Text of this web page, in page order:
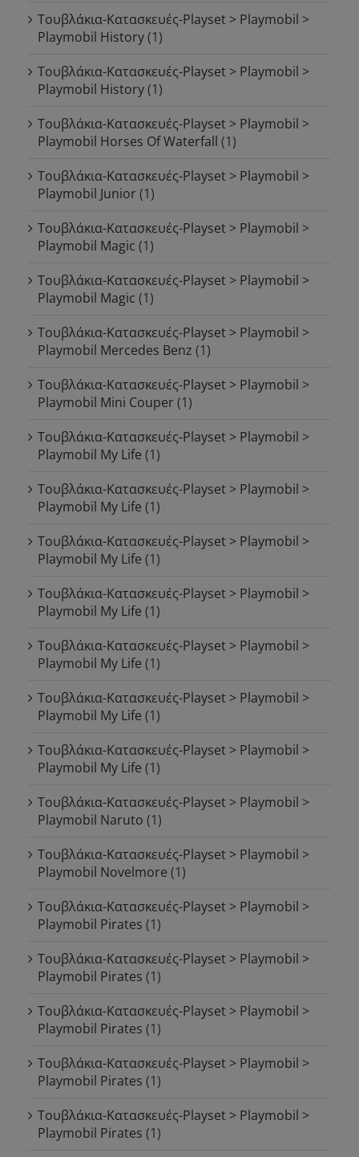
Τουβλάκια-Κατασκευές-Playset > Playmobil >
Playmobil History(1)
Τουβλάκια-Κατασκευές-Playset > Playmobil >
Playmobil History(1)
Τουβλάκια-Κατασκευές-Playset > Playmobil >
Playmobil Horses Of Waterfall (1)
Τουβλάκια-Κατασκευές-Playset > Playmobil >
Playmobil Junior (1)
Τουβλάκια-Κατασκευές-Playset > Playmobil >
Playmobil Magic (1)
Τουβλάκια-Κατασκευές-Playset > Playmobil >
Playmobil Magic (1)
Τουβλάκια-Κατασκευές-Playset > Playmobil >
Playmobil Mercedes Benz (1)
Τουβλάκια-Κατασκευές-Playset > Playmobil >
Playmobil Mini Couper (1)
Τουβλάκια-Κατασκευές-Playset > Playmobil >
Playmobil My Life (1)
Τουβλάκια-Κατασκευές-Playset > Playmobil >
Playmobil My Life (1)
Τουβλάκια-Κατασκευές-Playset > Playmobil >
Playmobil My Life (1)
Τουβλάκια-Κατασκευές-Playset > Playmobil >
Playmobil My Life (1)
Τουβλάκια-Κατασκευές-Playset > Playmobil >
Playmobil My Life (1)
Τουβλάκια-Κατασκευές-Playset > Playmobil >
Playmobil My Life (1)
Τουβλάκια-Κατασκευές-Playset > Playmobil >
Playmobil My Life (1)
Τουβλάκια-Κατασκευές-Playset > Playmobil >
Playmobil Naruto (1)
Τουβλάκια-Κατασκευές-Playset > Playmobil >
Playmobil Novelmore (1)
Τουβλάκια-Κατασκευές-Playset > Playmobil >
Playmobil Pirates (1)
Τουβλάκια-Κατασκευές-Playset > Playmobil >
Playmobil Pirates (1)
Τουβλάκια-Κατασκευές-Playset > Playmobil >
Playmobil Pirates (1)
Τουβλάκια-Κατασκευές-Playset > Playmobil >
Playmobil Pirates (1)
Τουβλάκια-Κατασκευές-Playset > Playmobil >
Playmobil Pirates (1)